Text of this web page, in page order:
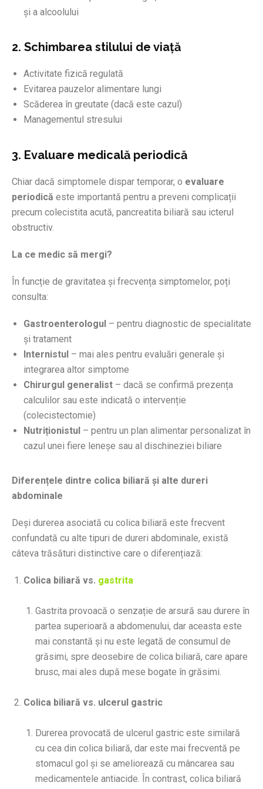
și a alcoolului
2. Schimbarea stilului de viață
Activitate fizică regulată
Evitarea pauzelor alimentare lungi
Scăderea în greutate (dacă este cazul)
Managementul stresului
3. Evaluare medicală periodică
Chiar dacă simptomele dispar temporar, o evaluare
periodică este importantă pentru a preveni complicații
precum colecistita acută, pancreatita biliară sau icterul
obstructiv.
La ce medic să mergi?
În funcție de gravitatea și frecvența simptomelor, poți
consulta:
Gastroenterologul – pentru diagnostic de specialitate
și tratament
Internistul – mai ales pentru evaluări generale și
integrarea altor simptome
Chirurgul generalist – dacă se confirmă prezența
calculilor sau este indicată o intervenție
(colecistectomie)
Nutriționistul – pentru un plan alimentar personalizat în
cazul unei fiere leneșe sau al dischineziei biliare
Diferențele dintre colica biliară și alte dureri
abdominale
Deși durerea asociată cu colica biliară este frecvent
confundată cu alte tipuri de dureri abdominale, există
câteva trăsături distinctive care o diferențiază:
Colica biliară vs. gastrita
Gastrita provoacă o senzație de arsură sau durere în
partea superioară a abdomenului, dar aceasta este
mai constantă și nu este legată de consumul de
grăsimi, spre deosebire de colica biliară, care apare
brusc, mai ales după mese bogate în grăsimi.
Colica biliară vs. ulcerul gastric
Durerea provocată de ulcerul gastric este similară
cu cea din colica biliară, dar este mai frecventă pe
stomacul gol și se ameliorează cu mâncarea sau
medicamentele antiacide. În contrast, colica biliară